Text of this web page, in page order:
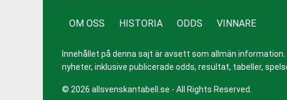
OM OSS HISTORIA ODDS VINNARE
Innehållet på denna sajt är avsett som allmän
nyheter, inklusive publicerade odds, resultat, tabeller,
© 2026 allsvenskantabell.se - All Rights Reserved.